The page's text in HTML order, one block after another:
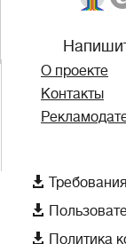
О проекте
Контакты


 Политика